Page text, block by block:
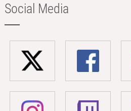
Social Media